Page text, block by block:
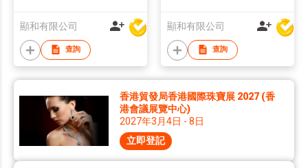
顯和有限公司
查詢
顯和有限公司
查詢
香港貿發局香港國際珠寶展 2027 (香
港會議展覽中心)
2027年3月4日 - 8日
立即登記